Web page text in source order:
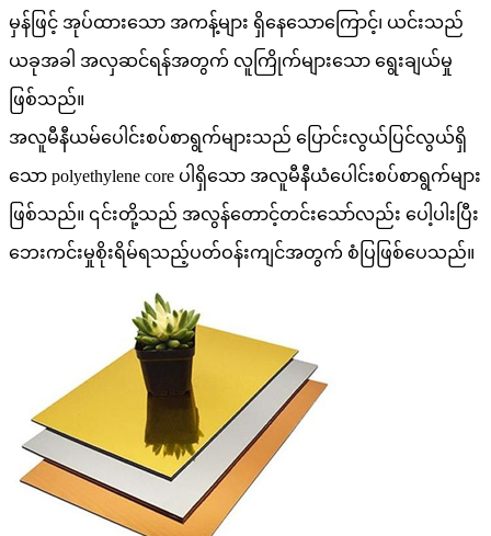
မှန်ဖြင့် အုပ်ထားသော အကန့်များ ရှိနေသောကြောင့်၊ ယင်းသည်
ယခုအခါ အလှဆင်ရန်အတွက် လူကြိုက်များသော ရွေးချယ်မှု
ဖြစ်သည်။
အလူမီနီယမ်ပေါင်းစပ်စာရွက်များသည် ပြောင်းလွယ်ပြင်လွယ်ရှိ
သော polyethylene core ပါရှိသော အလူမီနီယံပေါင်းစပ်စာရွက်များ
ဖြစ်သည်။ ၎င်းတို့သည် အလွန်တောင့်တင်းသော်လည်း ပေါ့ပါးပြီး
ဘေးကင်းမှုစိုးရိမ်ရသည့်ပတ်ဝန်းကျင်အတွက် စံပြဖြစ်ပေသည်။